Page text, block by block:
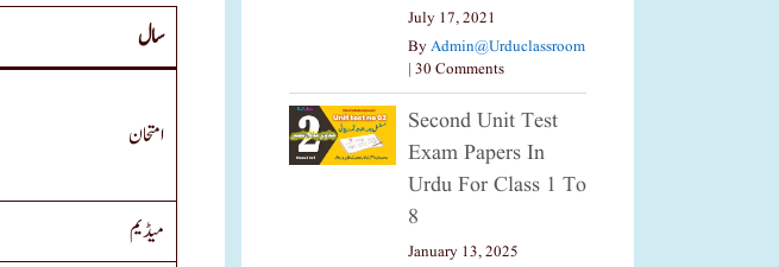
سال
امتحان
میڈیم
July 17, 2021
ByAdmin@urduclassroom
| 30 Comments
Second Unit Test
Exam Papers In
Urdu For Class 1 To
8
January 13, 2025